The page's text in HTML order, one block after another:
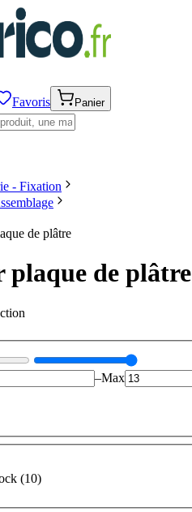
Favoris Panier
- Fixation
de plâtre
plaque de plâtre
–Max
(10)